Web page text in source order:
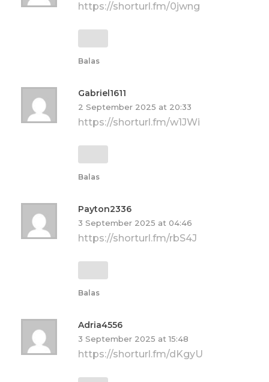
https://shorturl.fm/0jwng
Balas
Gabriel1611
2 September 2025 at 20:33
https://shorturl.fm/w1JWi
Balas
Payton2336
3 September 2025 at 04:46
https://shorturl.fm/rbS4J
Balas
Adria4556
3 September 2025 at 15:48
https://shorturl.fm/dKgyU